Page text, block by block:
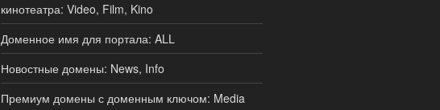
кинотеатра: Video, Film, Kino
Доменное имя для портала: ALL
Новостные домены: News, Info
Премиум домены с доменным ключом: Media